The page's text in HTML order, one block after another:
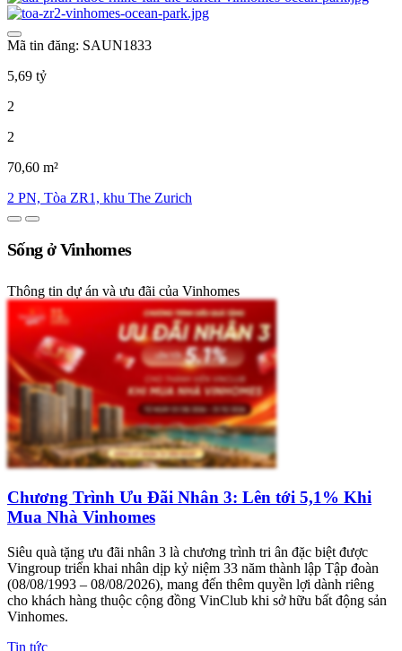
Mã tin đăng: SAUN1833
5,69 tỷ
2
2
70,60 m²
2 PN, Tòa ZR1, khu The Zurich
Sống ở Vinhomes
Thông tin dự án và ưu đãi của Vinhomes
Chương Trình Ưu Đãi Nhân 3: Lên tới 5,1% Khi
Mua Nhà Vinhomes
Siêu quà tặng ưu đãi nhân 3 là chương trình tri ân đặc biệt được
Vingroup triển khai nhân dịp kỷ niệm 33 năm thành lập Tập đoàn
(08/08/1993 – 08/08/2026), mang đến thêm quyền lợi dành riêng
cho khách hàng thuộc cộng đồng VinClub khi sở hữu bất động sản
Vinhomes.
Tin tức